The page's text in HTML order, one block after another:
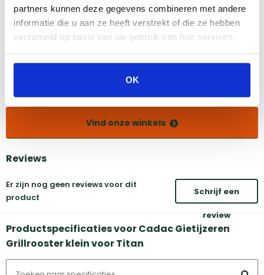
partners kunnen deze gegevens combineren met andere
informatie die u aan ze heeft verstrekt of die ze hebben
verzameld op basis van uw gebruik van hun services.
OK
Amsterdam
Den Bosch
Eindhoven
Naarden
Vind onze winkels
Reviews
Er zijn nog geen reviews voor dit
product
Schrijf een
review
Productspecificaties voor Cadac Gietijzeren
Grillrooster klein voor Titan